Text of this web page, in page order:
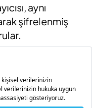
aynı
şifrelenmiş
bit anahtar
imkansız bir